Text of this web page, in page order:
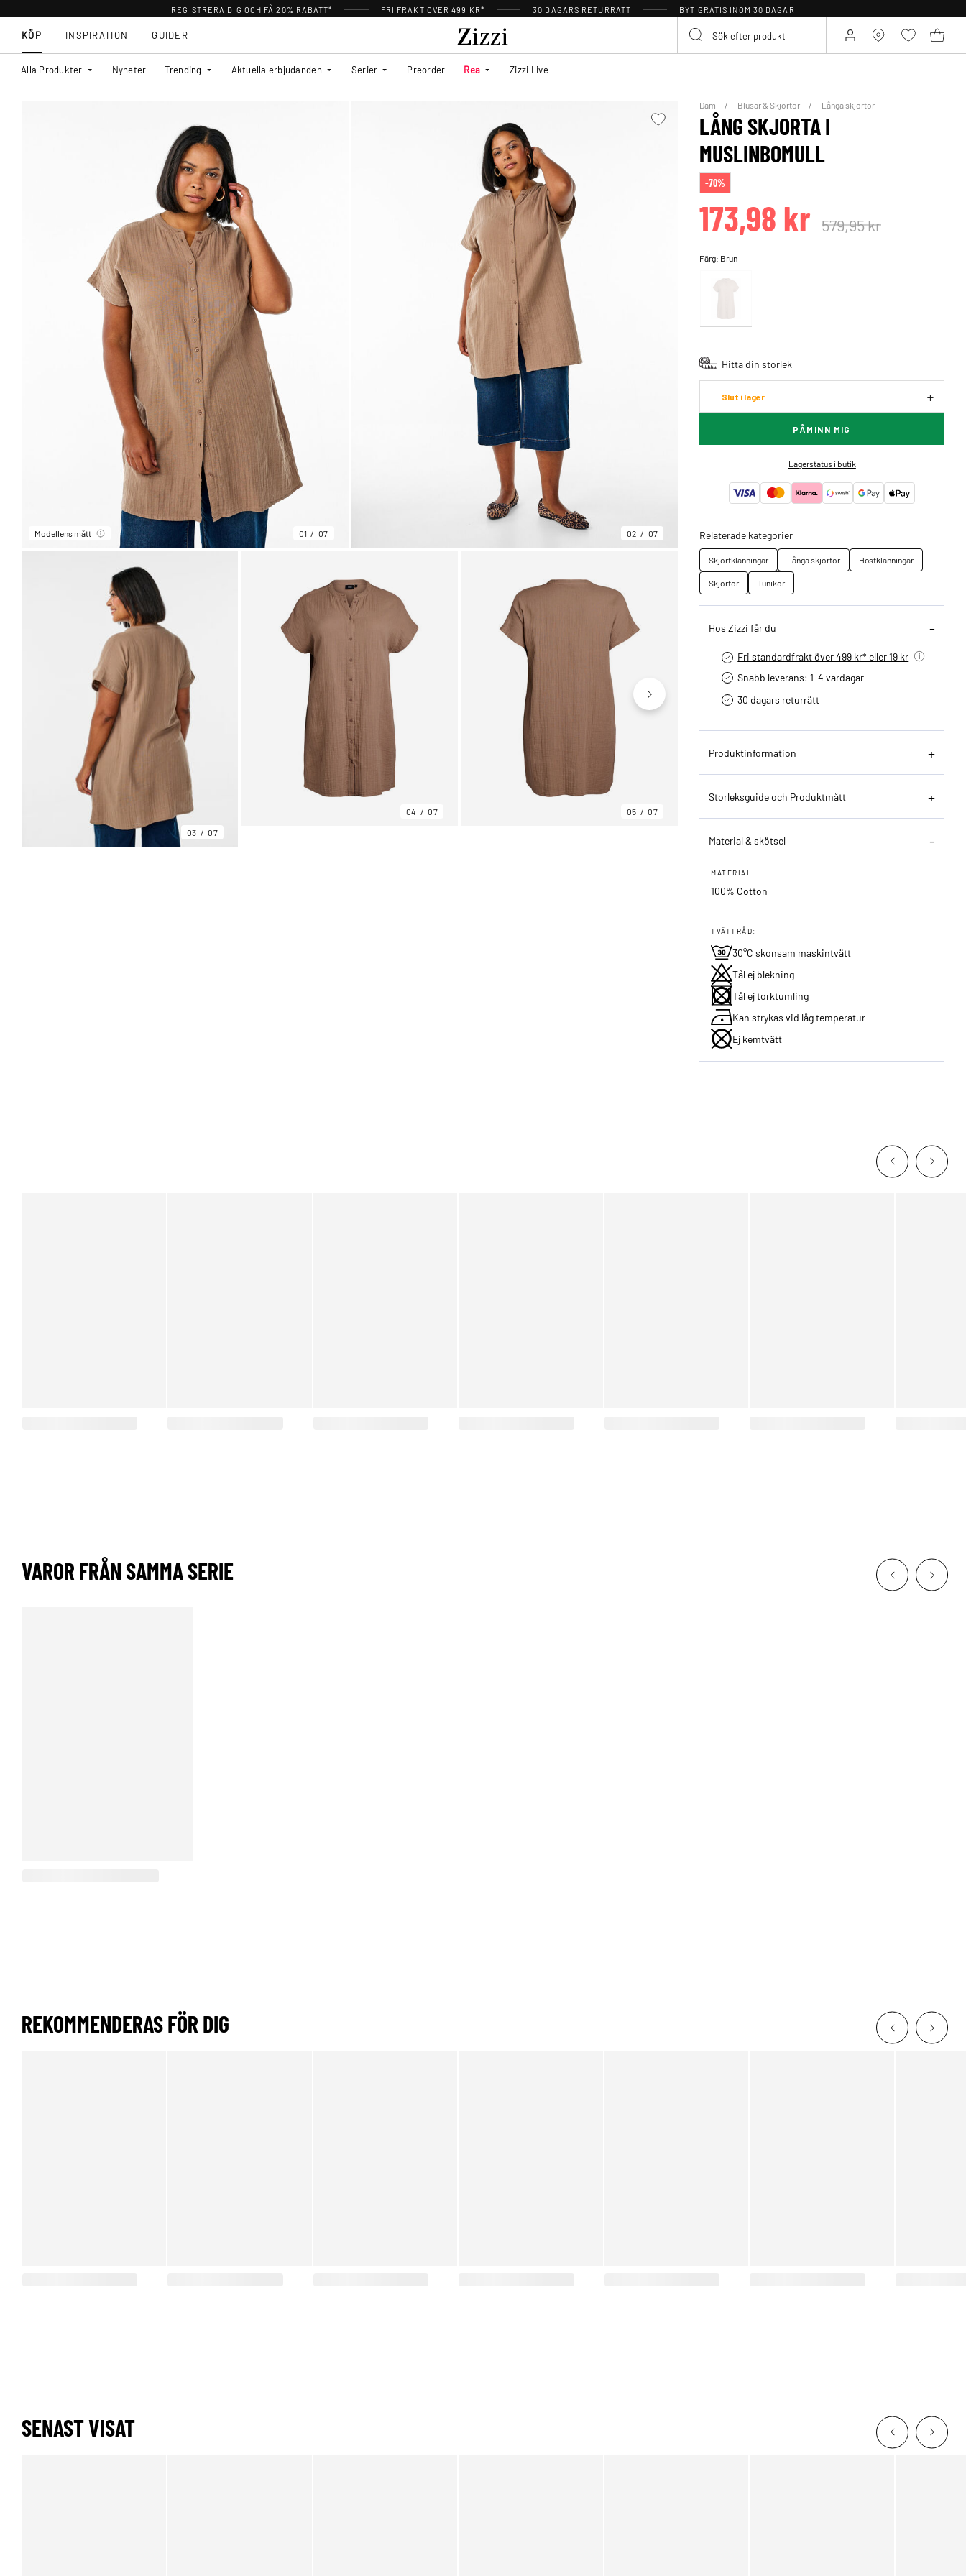
REGISTRERA DIG OCH FÅ 20% RABATT* FRI FRAKT ÖVER 499 KR* 30 DAGARS RETURRÄTT BYT GRATIS INOM 30 DAGAR
KÖP
Alla Produkter Nyheter Trending Aktuella erbjudanden Serier Preorder Rea Zizzi Live
INSPIRATION GUIDER
Modellens mått 01 07 02 07
03 07
04 07 05 07
Dam Blusar & Skjortor Långa skjortor
LÅNG SKJORTA I
MUSLINBOMULL
-70%
173,98 kr 579,95 kr
Färg: Brun
Hitta din storlek
Slut i lager
PÅMINN MIG
Lagerstatus i butik
Relaterade kategorier
Skjortklänningar Långa skjortor
Höstklänningar
Skjortor
Tunikor
Hos Zizzi får du
Fri standardfrakt över 499 kr* eller 19 kr
Snabb leverans: 1-4 vardagar
30 dagars returrätt­
Produktinformation
Storleksguide och Produktmått
Material & skötsel
MATERIAL
100% Cotton
TVÄTTRÅD:
30°C skonsam maskintvätt
Tål ej blekning
Tål ej torktumling
Kan strykas vid låg temperatur
Ej kemtvätt
VAROR FRÅN SAMMA SERIE
REKOMMENDERAS FÖR DIG
SENAST VISAT